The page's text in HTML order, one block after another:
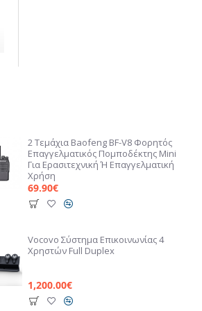
2 Τεμάχια Baofeng BF-V8 Φορητός
Επαγγελματικός Πομποδέκτης Mini
Για Ερασιτεχνική Ή Επαγγελματική
Χρήση
69.90€
Vocovo Σύστημα Επικοινωνίας 4
Χρηστών Full Duplex
1,200.00€